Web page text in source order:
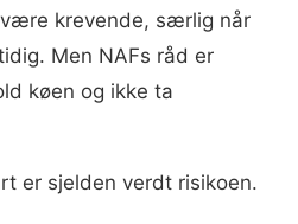
krevende, særlig når
Men NAFs råd er
køen og ikke ta
er sjelden verdt risikoen.